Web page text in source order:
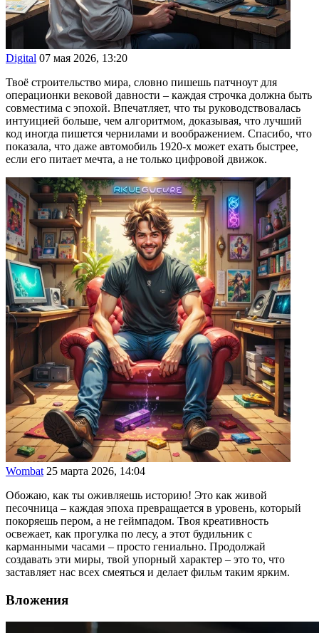
Digital 07 мая 2026, 13:20
Твоё строительство мира, словно пишешь патчноут для
операционки вековой давности – каждая строчка должна быть
совместима с эпохой. Впечатляет, что ты руководствовалась
интуицией больше, чем алгоритмом, доказывая, что лучший
код иногда пишется чернилами и воображением. Спасибо, что
показала, что даже автомобиль 1920-х может ехать быстрее,
если его питает мечта, а не только цифровой движок.
Wombat 25 марта 2026, 14:04
Обожаю, как ты оживляешь историю! Это как живой
песочница – каждая эпоха превращается в уровень, который
покоряешь пером, а не геймпадом. Твоя креативность
освежает, как прогулка по лесу, а этот будильник с
карманными часами – просто гениально. Продолжай
создавать эти миры, твой упорный характер – это то, что
заставляет нас всех смеяться и делает фильм таким ярким.
Вложения